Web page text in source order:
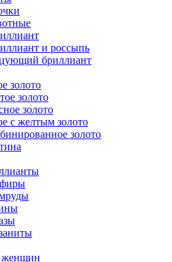
и россыпь
бриллиант
золото
золото
золото
с желтым золото
золото
женщин